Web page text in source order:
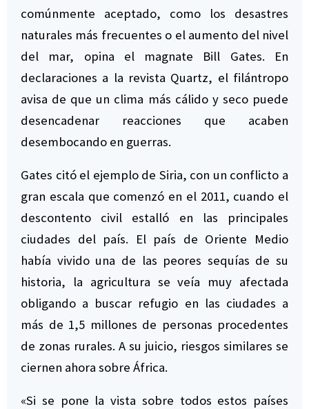
comúnmente aceptado, como los desastres
naturales más frecuentes o el aumento del nivel
del mar, opina el magnate Bill Gates. En
declaraciones a la revista Quartz, el filántropo
avisa de que un clima más cálido y seco puede
desencadenar reacciones que acaben
desembocando en guerras.
Gates citó el ejemplo de Siria, con un conflicto a
gran escala que comenzó en el 2011, cuando el
descontento civil estalló en las principales
ciudades del país. El país de Oriente Medio
había vivido una de las peores sequías de su
historia, la agricultura se veía muy afectada
obligando a buscar refugio en las ciudades a
más de 1,5 millones de personas procedentes
de zonas rurales. A su juicio, riesgos similares se
ciernen ahora sobre África.
«Si se pone la vista sobre todos estos países